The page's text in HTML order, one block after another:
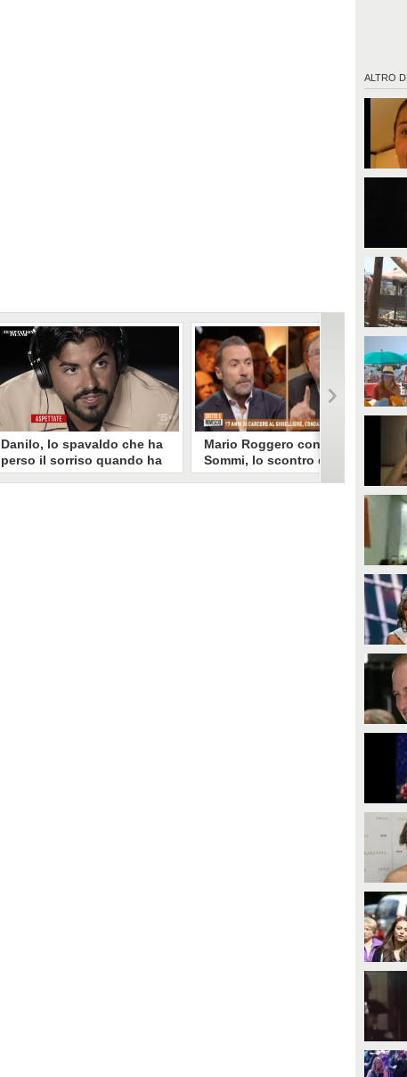
ALTRO DI
Danilo, lo spavaldo che ha
perso il sorriso quando ha
scoperto la gelosia a
Mario Roggero contro Luca
Sommi, lo scontro del 2023
torna virale: "Lo
gioielliere, ora condannato in via